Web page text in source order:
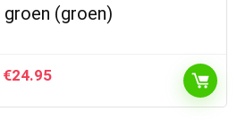
groen (groen)
€24.95